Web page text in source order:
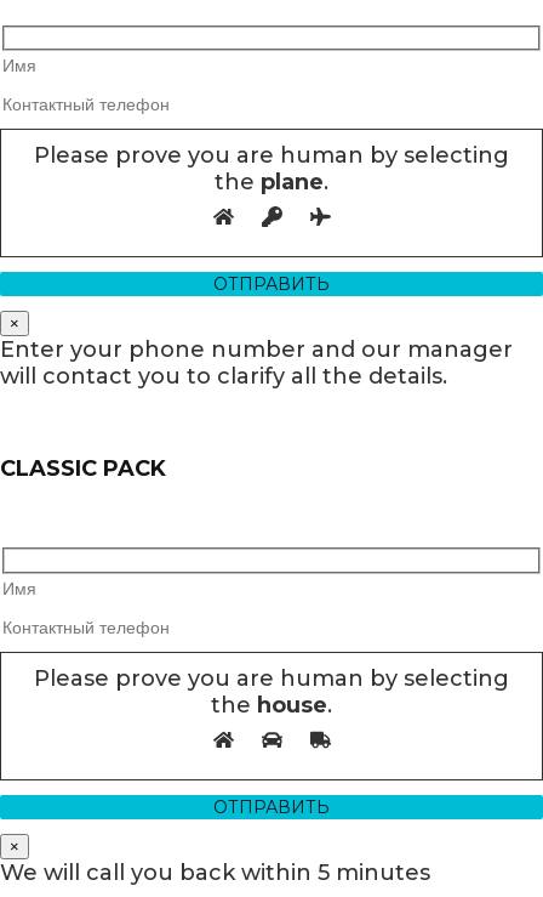
Please prove you are human by selecting
the plane.
×
Enter your phone number and our manager
will contact you to clarify all the details.
CLASSIC PACK
Please prove you are human by selecting
the house.
×
We will call you back within 5 minutes